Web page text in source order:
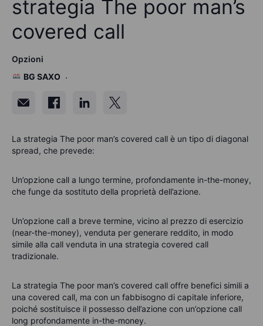
strategia The poor man’s
covered call
Opzioni
BG SAXO
La strategia The poor man’s covered call è un tipo di diagonal
spread, che prevede:
Un’opzione call a lungo termine, profondamente in-the-money,
che funge da sostituto della proprietà dell’azione.
Un’opzione call a breve termine, vicino al prezzo di esercizio
(near-the-money), venduta per generare reddito, in modo
simile alla call venduta in una strategia covered call
tradizionale.
La strategia The poor man’s covered call offre benefici simili a
una covered call, ma con un fabbisogno di capitale inferiore,
poiché sostituisce il possesso dell’azione con un’opzione call
long profondamente in-the-money.